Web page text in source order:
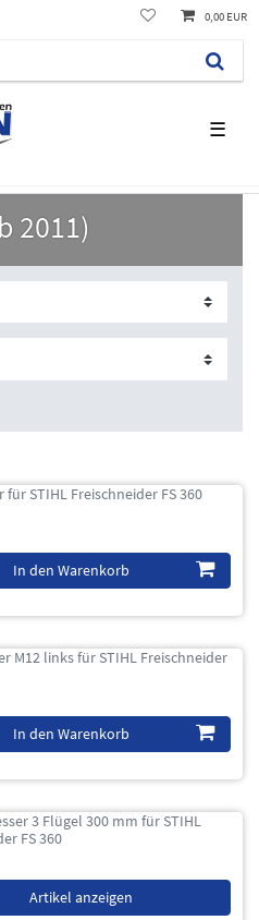
☰
0,00 EUR
2011)
STIHL Freischneider FS 360
In den Warenkorb
M12 links für STIHL Freischneider
In den Warenkorb
3 Flügel 300 mm für STIHL
FS 360
Artikel anzeigen